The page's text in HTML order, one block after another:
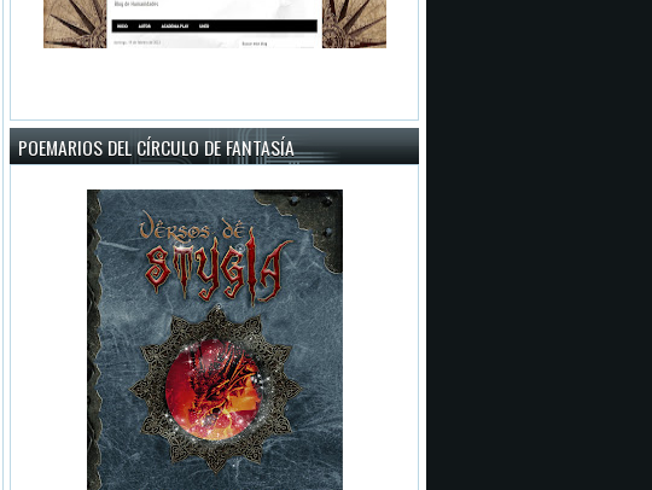
POEMARIOS DEL CÍRCULO DE FANTASÍA